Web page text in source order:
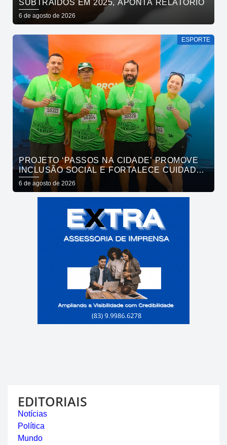
SUBTRAÍDOS EM 2025, APONTA RELATÓRIO
6 de agosto de 2026
ESPORTE
PROJETO ‘PASSOS NA CIDADE’ PROMOVE
INCLUSÃO SOCIAL E FORTALECE CUIDADO
EM SAÚDE MENTAL POR MEIO DA CORRIDA
6 de agosto de 2026
EDITORIAIS
Notícias
Política
Mundo